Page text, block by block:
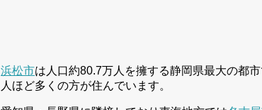
浜松市は人口約80.7万人を擁する静岡県最大の都
人ほど多くの方が住んでいます。